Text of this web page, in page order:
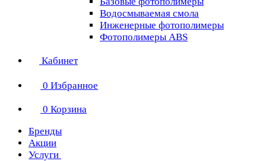
Водосмываемая смола
Инженерные фотополимеры
Фотополимеры ABS
Кабинет
0 Избранное
0 Корзина
Бренды
Акции
Услуги